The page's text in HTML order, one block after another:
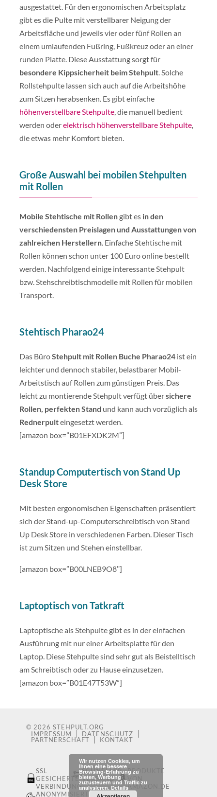
ausgestattet. Für den ergonomischen Arbeitsplatz
gibt es die Pulte mit verstellbarer Neigung der
Arbeitsfläche und jeweils vier oder fünf Rollen an
einem umlaufenden Fußring, Fußkreuz oder an einer
runden Platte. Diese Ausstattung sorgt für
besondere Kippsicherheit beim Stehpult . Solche
Rollstehpulte lassen sich auch auf die Arbeitshöhe
zum Sitzen herabsenken. Es gibt einfache
höhenverstellbare Stehpulte , die manuell bedient
werden oderelektrisch höhenverstellbare Stehpulte
die etwas mehr Komfort bieten.
Große Auswahl bei mobilen Stehpulten
mit Rollen
Mobile Stehtische mit Rollen gibt es in den
verschiedensten Preislagen und Ausstattungen von
zahlreichen Herstellern . Einfache Stehtische mit
Rollen können schon unter 100 Euro online bestellt
werden. Nachfolgend einige interessante Stehpult
bzw. Stehschreibtischmodelle mit Rollen für mobilen
Transport.
Stehtisch Pharao24
Das BüroStehpult mit Rollen Buche Pharao24 ist ein
leichter und dennoch stabiler, belastbarer Mobil-
Arbeitstisch auf Rollen zum günstigen Preis. Das
leicht zu montierende Stehpult verfügt übersichere
Rollen, perfekten Stand und kann auch vorzüglich als
Rednerpulteingesetzt werden.
[amazon box=”B01EFXDK2M”]
Standup Computertisch von Stand Up
Desk Store
Mit besten ergonomischen Eigenschaften präsentiert
sich der Stand-up-Computerschreibtisch von Stand
Up Desk Store in verschiedenen Farben. Dieser Tisch
ist zum Sitzen und Stehen einstellbar.
[amazon box=”B00LNEB9O8″]
Laptoptisch von Tatkraft
Laptoptische als Stehpulte gibt es in der einfachen
Ausführung mit nur einer Arbeitsplatte für den
Laptop. Diese Stehpulte sind sehr gut als Beistelltisch
am Schreibtisch oder zu Hause einzusetzen.
[amazon box=”B01E47T53W”]
© 2026 STEHPULT.ORG
IMPRESSUM
DATENSCHUTZ
PARTNERSCHAFT KONTAKT
SSL
GESICHERTE
VERBINDUNG
SCHNELLER
VERSAND
PRODUKTE
VON
AMAZON.DE
ANONYMISIERTE
Wir nutzen Cookies, um
Ihnen eine bessere
Browsing-Erfahrung zu
bieten, Werbung
zuzusteuern und Traffic zu
analysieren. Details